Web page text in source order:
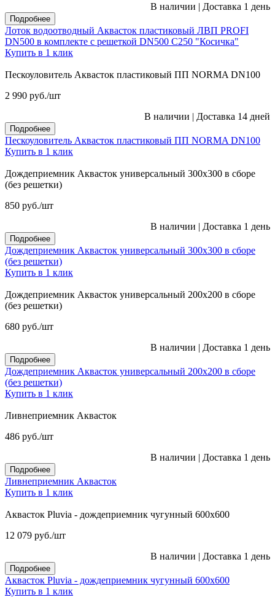
В наличии | Доставка 1 день
Подробнее
Лоток водоотводный Аквасток пластиковый ЛВП PROFI
DN500 в комплекте с решеткой DN500 C250 "Косичка"
Купить в 1 клик
Пескоуловитель Аквасток пластиковый ПП NORMA DN100
2 990 руб./шт
В наличии | Доставка 14 дней
Подробнее
Пескоуловитель Аквасток пластиковый ПП NORMA DN100
Купить в 1 клик
Дождеприемник Аквасток универсальный 300х300 в сборе
(без решетки)
850 руб./шт
В наличии | Доставка 1 день
Подробнее
Дождеприемник Аквасток универсальный 300х300 в сборе
(без решетки)
Купить в 1 клик
Дождеприемник Аквасток универсальный 200х200 в сборе
(без решетки)
680 руб./шт
В наличии | Доставка 1 день
Подробнее
Дождеприемник Аквасток универсальный 200х200 в сборе
(без решетки)
Купить в 1 клик
Ливнеприемник Аквасток
486 руб./шт
В наличии | Доставка 1 день
Подробнее
Ливнеприемник Аквасток
Купить в 1 клик
Аквасток Pluvia - дождеприемник чугунный 600х600
12 079 руб./шт
В наличии | Доставка 1 день
Подробнее
Аквасток Pluvia - дождеприемник чугунный 600х600
Купить в 1 клик